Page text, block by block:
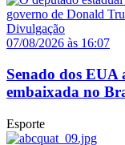
07/08/2026 às 16:07
Senado dos
embaixada no
Esporte